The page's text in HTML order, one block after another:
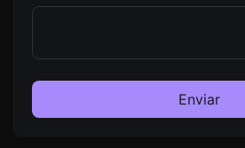
Enviar